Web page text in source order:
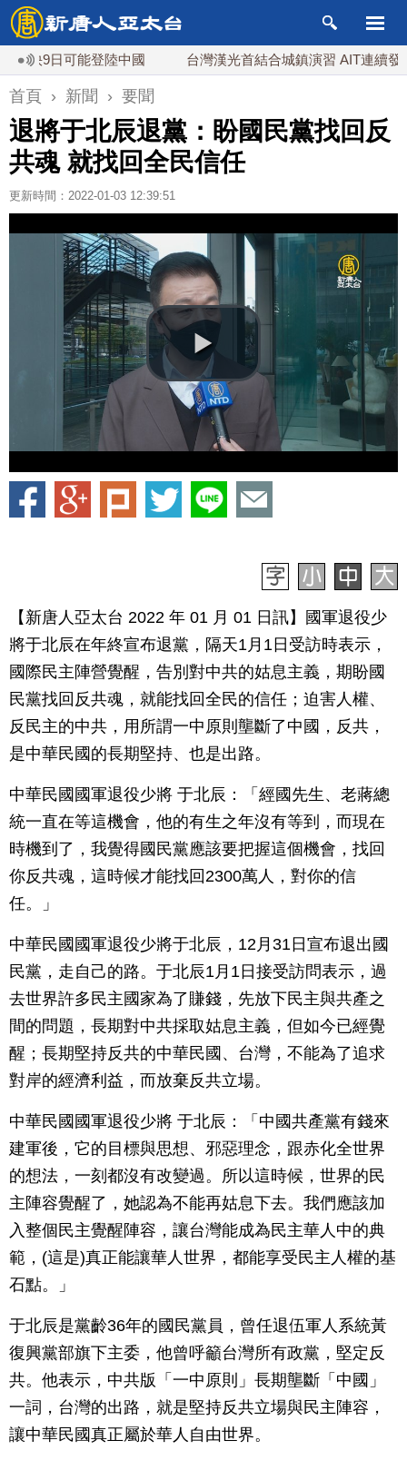
可能登陸中國 台灣漢光首結合城鎮演習 AIT連續發文讚「
首頁 › 新聞 › 要聞
退將于北辰退黨：盼國民黨找回反
共魂 就找回全民信任
更新時間：2022-01-03 12:39:51
【新唐人亞太台 2022 年 01 月 01 日訊】國軍退役少
將于北辰在年終宣布退黨，隔天1月1日受訪時表示，
國際民主陣營覺醒，告別對中共的姑息主義，期盼國
民黨找回反共魂，就能找回全民的信任；迫害人權、
反民主的中共，用所謂一中原則壟斷了中國，反共，
是中華民國的長期堅持、也是出路。
中華民國國軍退役少將 于北辰：「經國先生、老蔣總
統一直在等這機會，他的有生之年沒有等到，而現在
時機到了，我覺得國民黨應該要把握這個機會，找回
你反共魂，這時候才能找回2300萬人，對你的信
任。」
中華民國國軍退役少將于北辰，12月31日宣布退出國
民黨，走自己的路。于北辰1月1日接受訪問表示，過
去世界許多民主國家為了賺錢，先放下民主與共產之
間的問題，長期對中共採取姑息主義，但如今已經覺
醒；長期堅持反共的中華民國、台灣，不能為了追求
對岸的經濟利益，而放棄反共立場。
中華民國國軍退役少將 于北辰：「中國共產黨有錢來
建軍後，它的目標與思想、邪惡理念，跟赤化全世界
的想法，一刻都沒有改變過。所以這時候，世界的民
主陣容覺醒了，她認為不能再姑息下去。我們應該加
入整個民主覺醒陣容，讓台灣能成為民主華人中的典
範，(這是)真正能讓華人世界，都能享受民主人權的基
石點。」
于北辰是黨齡36年的國民黨員，曾任退伍軍人系統黃
復興黨部旗下主委，他曾呼籲台灣所有政黨，堅定反
共。他表示，中共版「一中原則」長期壟斷「中國」
一詞，台灣的出路，就是堅持反共立場與民主陣容，
讓中華民國真正屬於華人自由世界。